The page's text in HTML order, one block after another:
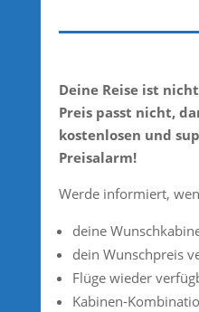
Deine Reise ist
Preis passt nicht,
kostenlosen und
Preisalarm!
Werde informiert,
deine
dein Wunschpreis
Flüge wieder
Kabinen-